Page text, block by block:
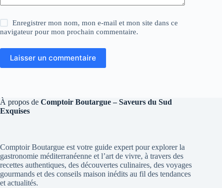
Enregistrer mon nom, mon e-mail et mon site dans ce
navigateur pour mon prochain commentaire.
Laisser un commentaire
À propos de Comptoir Boutargue – Saveurs du Sud
Exquises
Comptoir Boutargue est votre guide expert pour explorer la
gastronomie méditerranéenne et l’art de vivre, à travers des
recettes authentiques, des découvertes culinaires, des voyages
gourmands et des conseils maison inédits au fil des tendances
et actualités.